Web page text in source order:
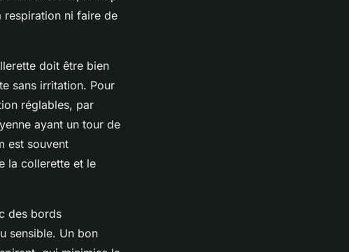
respiration ni faire de
doit être bien
sans irritation. Pour
réglables, par
ayant un tour de
est souvent
la collerette et le
des bords
sensible. Un bon